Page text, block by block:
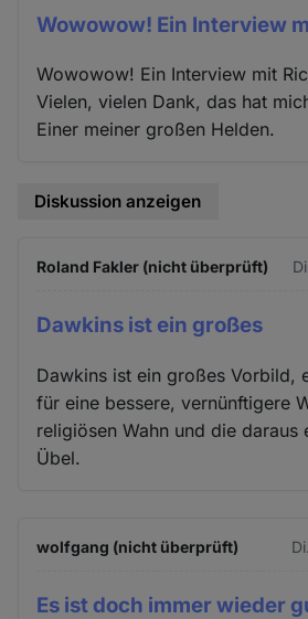
Wowowow! Ein Interview
Wowowow! Ein Interview mit
Vielen, vielen Dank, das hat
Einer meiner großen Helden.
Diskussion anzeigen
Roland Fakler (nicht überprüft)
Dawkins ist ein großes
Dawkins ist ein großes Vorbild,
für eine bessere, vernünftigere
religiösen Wahn und die daraus
Übel.
wolfgang (nicht überprüft)
Es ist doch immer wieder